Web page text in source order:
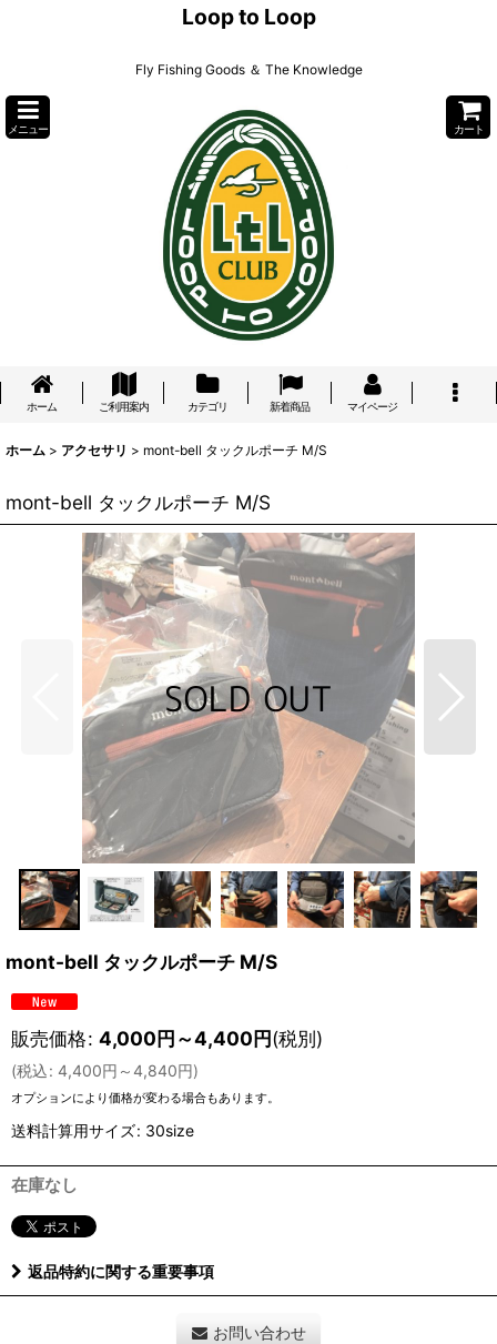
Loop to Loop
Fly Fishing Goods ＆ The Knowledge
メニュー カート
ホーム ご利用案内 カテゴリ 新着商品 マイページ
ホーム > アクセサリ > mont-bell タックルポーチ M/S
mont-bell タックルポーチ M/S
mont-bell タックルポーチ M/S
販売価格: 4,000円～4,400円(税別)
(税込: 4,400円 ～4,840円)
オプションにより価格が変わる場合もあります。
送料計算用サイズ: 30size
在庫なし
返品特約に関する重要事項
お問い合わせ